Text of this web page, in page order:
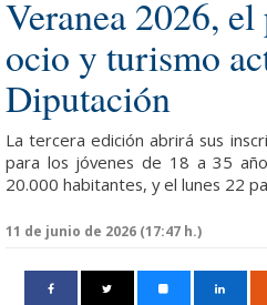
Veranea 2026,
ocio y turismo
Diputación
La tercera edición abrirá sus
para los jóvenes de 18 a 35
20.000 habitantes, y el lunes 22
11 de junio de 2026 (17:47 h.)